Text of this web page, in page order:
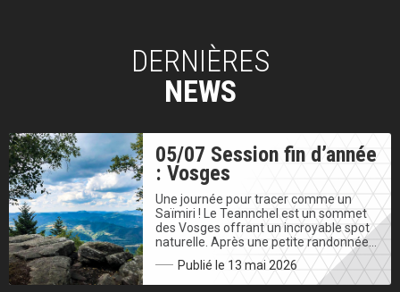
DERNIÈRES
NEWS
05/07 Session fin d’année
: Vosges
Une journée pour tracer comme un
Saïmiri ! Le Teannchel est un sommet
des Vosges offrant un incroyable spot
naturelle. Après une petite randonnée…
Publié le 13 mai 2026